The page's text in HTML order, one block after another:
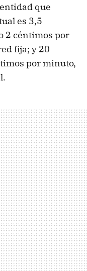
que
es 3,5
2 céntimos por
fija; y 20
por minuto,